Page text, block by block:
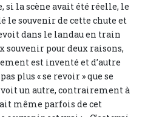
si la scène avait été réelle, le
le souvenir de cette chute et
dans le landau en train
souvenir pour deux raisons,
est inventé et d’autre
plus « se revoir » que se
un autre, contrairement à
même parfois de cet